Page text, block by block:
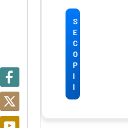
S
E
C
O
P
I
I